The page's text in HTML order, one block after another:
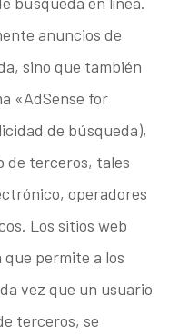
anuncios de
sino que también
«AdSense for
de búsqueda),
de terceros, tales
operadores
Los sitios web
permite a los
vez que un usuario
terceros, se